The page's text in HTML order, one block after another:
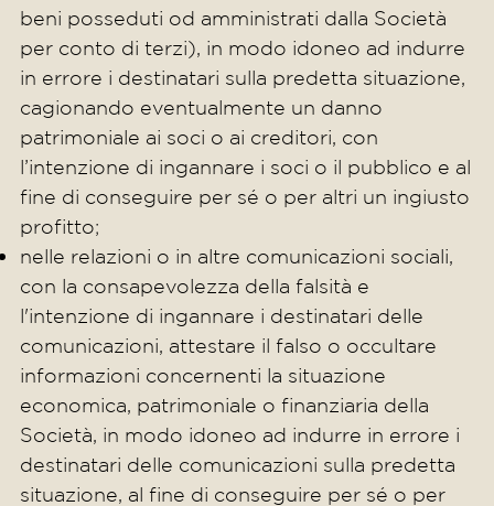
beni posseduti od amministrati dalla Società
per conto di terzi), in modo idoneo ad indurre
in errore i destinatari sulla predetta situazione,
cagionando eventualmente un danno
patrimoniale ai soci o ai creditori, con
l’intenzione di ingannare i soci o il pubblico e al
fine di conseguire per sé o per altri un ingiusto
profitto;
nelle relazioni o in altre comunicazioni sociali,
con la consapevolezza della falsità e
l'intenzione di ingannare i destinatari delle
comunicazioni, attestare il falso o occultare
informazioni concernenti la situazione
economica, patrimoniale o finanziaria della
Società, in modo idoneo ad indurre in errore i
destinatari delle comunicazioni sulla predetta
situazione, al fine di conseguire per sé o per